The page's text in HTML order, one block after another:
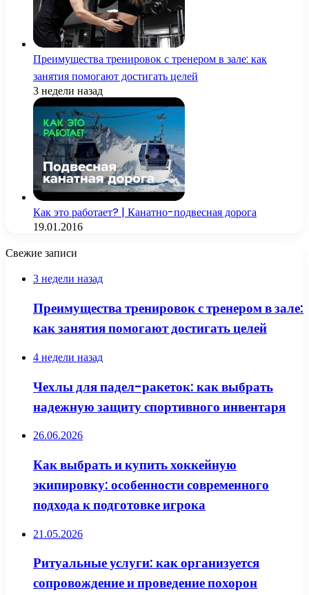
Преимущества тренировок с тренером в зале: как
занятия помогают достигать целей
3 недели назад
Как это работает? | Канатно-подвесная дорога
19.01.2016
Свежие записи
3 недели назад
Преимущества тренировок с тренером в зале:
как занятия помогают достигать целей
4 недели назад
Чехлы для падел-ракеток: как выбрать
надежную защиту спортивного инвентаря
26.06.2026
Как выбрать и купить хоккейную
экипировку: особенности современного
подхода к подготовке игрока
21.05.2026
Ритуальные услуги: как организуется
сопровождение и проведение похорон